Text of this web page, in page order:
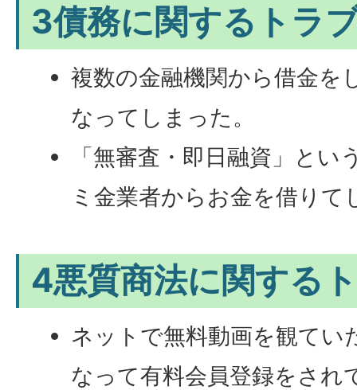
3債務に関するトラ
複数の金融機関から借金を
なってしまった。
「無審査・即日融資」と
ミ金業者からお金を借りて
4悪質商法に関する
ネットで無料動画を観てい
なって有料会員登録をされ